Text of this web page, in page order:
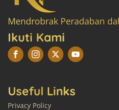
Mendrobrak Peradaban
Ikuti Kami
Useful Links
Privacy Policy